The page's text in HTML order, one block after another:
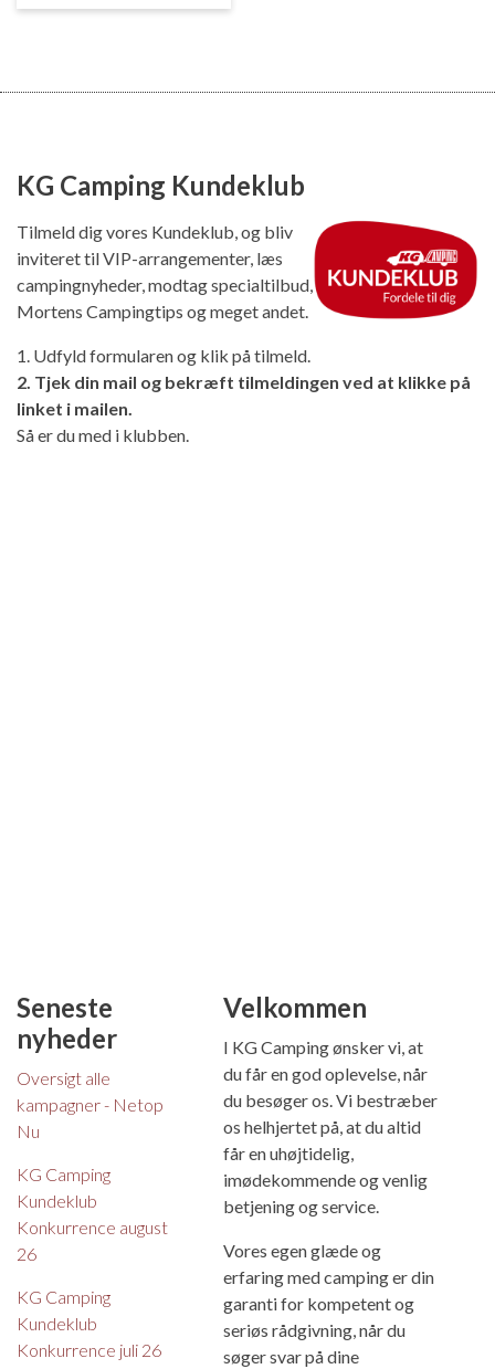
KG Camping Kundeklub
Tilmeld dig vores Kundeklub, og bliv
inviteret til VIP-arrangementer, læs
campingnyheder, modtag specialtilbud,
Mortens Campingtips og meget andet.
1. Udfyld formularen og klik på tilmeld.
2. Tjek din mail og bekræft tilmeldingen ved at klikke på
linket i mailen.
Så er du med i klubben.
Seneste
nyheder
Oversigt alle
kampagner - Netop
Nu
KG Camping
Kundeklub
Konkurrence august
26
KG Camping
Kundeklub
Konkurrence juli 26
Velkommen
I KG Camping ønsker vi, at
du får en god oplevelse, når
du besøger os. Vi bestræber
os helhjertet på, at du altid
får en uhøjtidelig,
imødekommende og venlig
betjening og service.
Vores egen glæde og
erfaring med camping er din
garanti for kompetent og
seriøs rådgivning, når du
søger svar på dine